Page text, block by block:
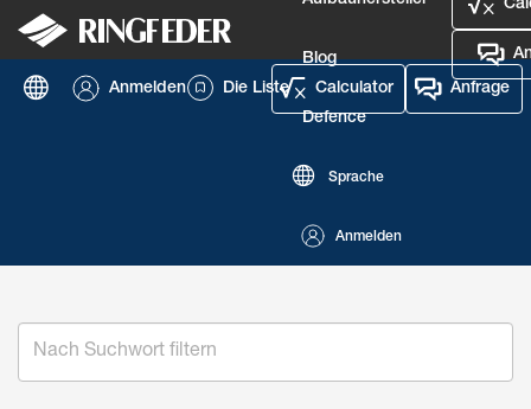
Blog
Defence
Sprache
Anmelden
Anmelden Die Liste Calculator Anfrage